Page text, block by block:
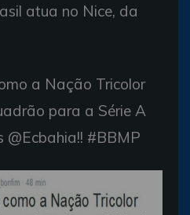
atua no Nice, da
a Nação Tricolor
para a Série A
@Ecbahia!! #BBMP